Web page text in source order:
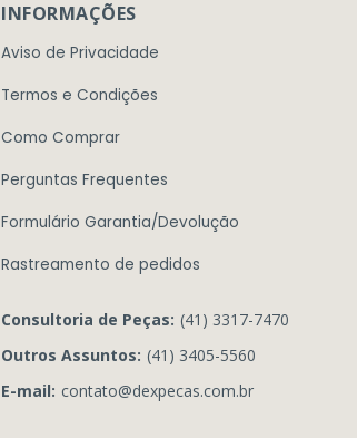
INFORMAÇÕES
Aviso de Privacidade
Termos e Condições
Como Comprar
Perguntas Frequentes
Formulário Garantia/Devolução
Rastreamento de pedidos
Consultoria de Peças: (41) 3317-7470
Outros Assuntos: (41) 3405-5560
E-mail: contato@dexpecas.com.br